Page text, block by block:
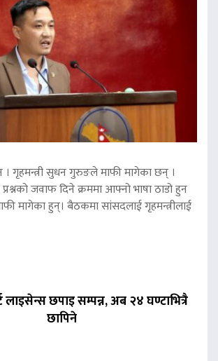
। गृहमन्त्री सुधन गुरुङले माफी मागेका छन् ।
प्रश्नको जवाफ दिने क्रममा आफ्नो भाषा ठाडो हुन
मागेका हुन्। बैठकमा सांसदलाई गृहमन्त्रीलाई
लाइसेन्स छपाइ सम्पन्न, अब २४ घण्टाभित्रै
छापिने